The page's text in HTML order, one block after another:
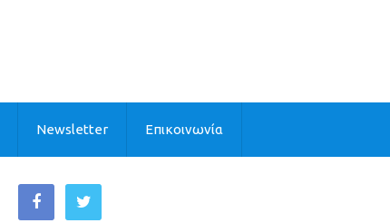
Newsletter Επικοινωνία